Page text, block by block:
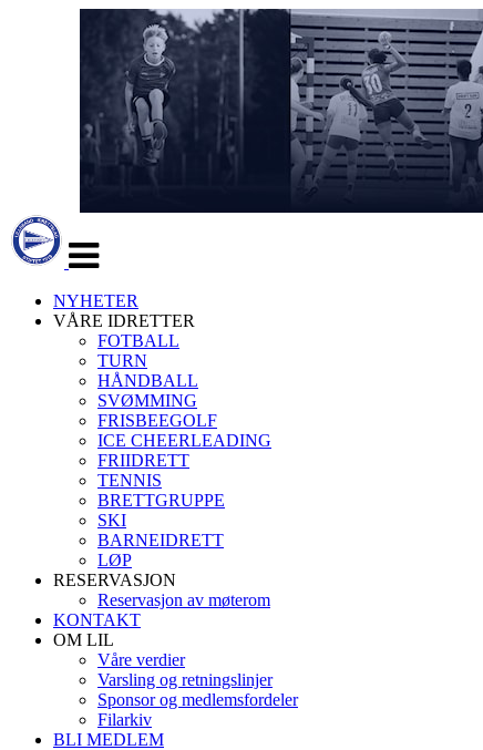
navigasjon
NYHETER
VÅRE IDRETTER
FOTBALL
TURN
HÅNDBALL
SVØMMING
FRISBEEGOLF
ICE CHEERLEADING
FRIIDRETT
TENNIS
BRETTGRUPPE
SKI
BARNEIDRETT
LØP
RESERVASJON
Reservasjon av møterom
KONTAKT
OM LIL
Våre verdier
Varsling og retningslinjer
Sponsor og medlemsfordeler
Filarkiv
BLI MEDLEM